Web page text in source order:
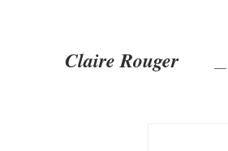
Claire Rouger —